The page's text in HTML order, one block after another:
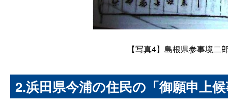
【写真4】島根県参事境二
2.浜田県今浦の住民の「御願申上